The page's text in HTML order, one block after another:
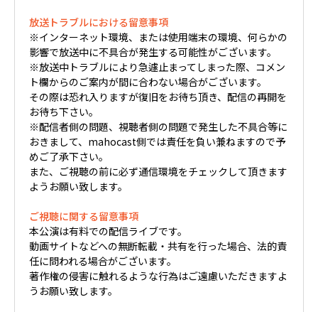
放送トラブルにおける留意事項
※インターネット環境、または使用端末の環境、何らかの
影響で放送中に不具合が発生する可能性がございます。
※放送中トラブルにより急遽止まってしまった際、コメン
ト欄からのご案内が間に合わない場合がございます。
その際は恐れ入りますが復旧をお待ち頂き、配信の再開を
お待ち下さい。
※配信者側の問題、視聴者側の問題で発生した不具合等に
おきまして、mahocast側では責任を負い兼ねますので予
めご了承下さい。
また、ご視聴の前に必ず通信環境をチェックして頂きます
ようお願い致します。
ご視聴に関する留意事項
本公演は有料での配信ライブです。
動画サイトなどへの無断転載・共有を行った場合、法的責
任に問われる場合がございます。
著作権の侵害に触れるような行為はご遠慮いただきますよ
うお願い致します。